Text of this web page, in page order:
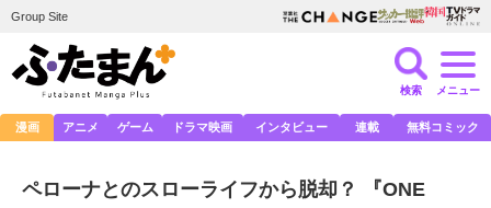
Group Site
検索 メニュー
漫画 アニメ ゲーム ドラマ映画 インタビュー 連載 無料コミック
ペローナとのスローライフから脱却？ 『ONE